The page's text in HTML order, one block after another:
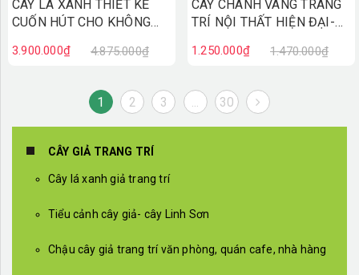
CÂY LÁ XANH THIẾT KẾ
CUỐN HÚT CHO KHÔNG
3.900.000₫ 4.875.000₫
CÂY CHANH VÀNG TRANG
TRÍ NỘI THẤT HIỆN ĐẠI-
1.250.000₫ 1.470.000₫
1 2 3 ... 30
CÂY GIẢ TRANG TRÍ
Cây lá xanh giả trang trí
Tiểu cảnh cây giả- cây Linh Sơn
Chậu cây giả trang trí văn phòng, quán cafe, nhà hàng